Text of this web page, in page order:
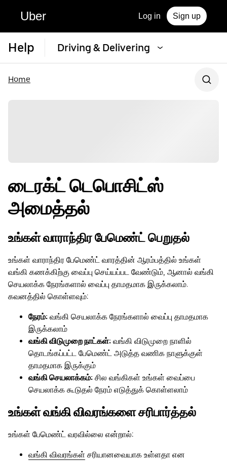
Uber Log in Sign up
Help Driving & Delivering
Home
டைரக்ட் டெபொசிட்ஸ்
அமைத்தல்
உங்கள் வாராந்திர பேமெண்ட் பெறுதல்
உங்கள் வாராந்திர பேமெண்ட் வாரத்தின் ஆரம்பத்தில் உங்கள்
வங்கி கணக்கிற்கு வைப்பு செய்யப்பட வேண்டும், ஆனால் வங்கி
செயலாக்க நேரங்களால் வைப்பு தாமதமாக இருக்கலாம்.
கவனத்தில் கொள்ளவும்:
நேரம்: வங்கி செயலாக்க நேரங்களால் வைப்பு தாமதமாக
இருக்கலாம்
வங்கி விடுமுறை நாட்கள்: வங்கி விடுமுறை நாளில்
தொடங்கப்பட்ட பேமெண்ட் அடுத்த வணிக நாளுக்குள்
தாமதமாக இருக்கும்
வங்கி செயலாக்கம்: சில வங்கிகள் உங்கள் வைப்பை
செயலாக்க கூடுதல் நேரம் எடுத்துக் கொள்ளலாம்
உங்கள் வங்கி விவரங்களை சரிபார்த்தல்
உங்கள் பேமெண்ட் வரவில்லை என்றால்:
வங்கி விவரங்கள் சரியானவையாக உள்ளதா என